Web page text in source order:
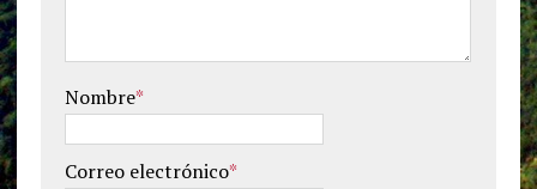
Nombre*
Correo electrónico*